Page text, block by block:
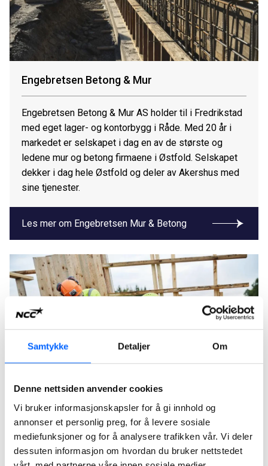
Samtykke Detaljer Om
Denne nettsiden anvender cookies
Vi bruker informasjonskapsler for å gi innhold og
annonser et personlig preg, for å levere sosiale
mediefunksjoner og for å analysere trafikken vår. Vi deler
dessuten informasjon om hvordan du bruker nettstedet
Engebretsen Betong & Mur
Engebretsen Betong & Mur AS holder til i Fredrikstad
med eget lager- og kontorbygg i Råde. Med 20 år i
markedet er selskapet i dag en av de største og
ledene mur og betong firmaene i Østfold. Selskapet
dekker i dag hele Østfold og deler av Akershus med
sine tjenester.
Les mer om Engebretsen Mur & Betong
Haandverkerne
Haandverkerne er en heleid totalleverandør av
håndverkertjenester og er en av Oslo-regionens